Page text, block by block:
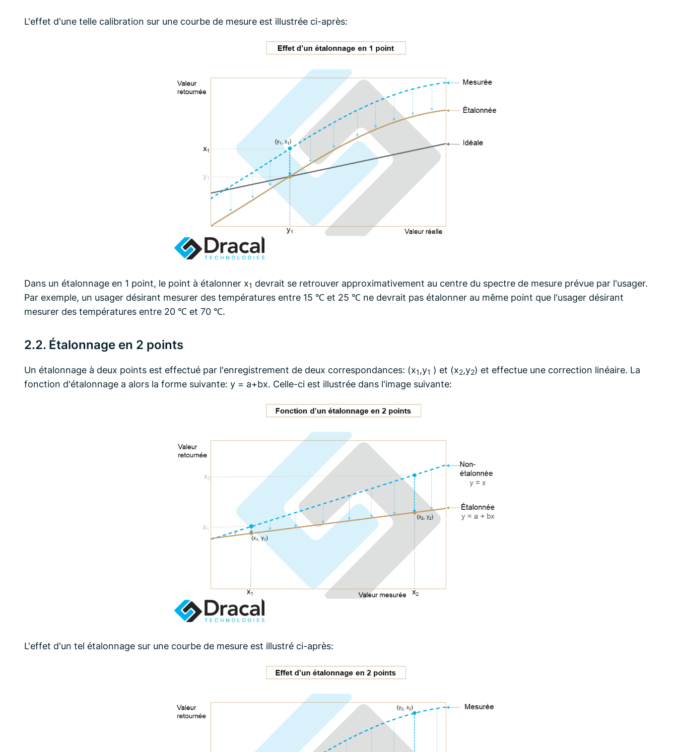
L'effet d'une telle calibration sur une courbe de mesure est illustrée ci-après:
Dans un étalonnage en 1 point, le point à étalonner x1 devrait se retrouver approximativement au centre du spectre de mesure prévue par l'usager.
Par exemple, un usager désirant mesurer des températures entre 15 ℃ et 25 ℃ ne devrait pas étalonner au même point que l'usager désirant
mesurer des températures entre 20 ℃ et 70 ℃.
2.2. Étalonnage en 2 points
Un étalonnage à deux points est effectué par l'enregistrement de deux correspondances: (x1 ,y1 ) et (x2,y2) et effectue une correction linéaire. La
fonction d'étalonnage a alors la forme suivante: y = a+bx. Celle-ci est illustrée dans l'image suivante:
L'effet d'un tel étalonnage sur une courbe de mesure est illustré ci-après: